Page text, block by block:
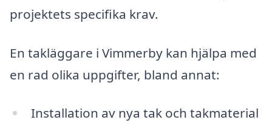
projektets specifika krav.
En takläggare i Vimmerby kan hjälpa med
en rad olika uppgifter, bland annat:
Installation av nya tak och takmaterial